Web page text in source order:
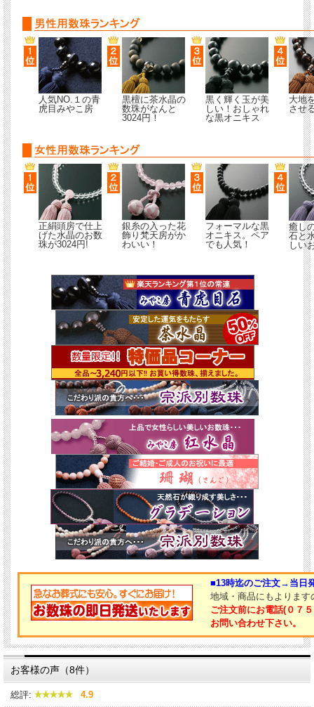
青虎目石は深い藍色に薄く縞模様が入っており、とても神秘的な輝きを持つ石です。
集中力を高め、仕事運や金運を高め、成功へと導いてくれるといわれています。
房は「丈夫でシワにならない」と人気のくみひも梵天房（鉄紺色）を使用していま
女性にも人気の房ですので、奥様や恋人とお揃いで持たれても素敵です。
京仏壇はやしのお数
京都はお仏壇・お
練した技術を持っ
数珠（念珠）の産
当店のお数珠（念
人が、丹精込めて
男性用数珠（念珠
供用数珠（念珠）
様々なお数珠（念
また、お客様のお
つのオリジナル数
ただきますので、
人気NO.１の青
虎目みやこ房
黒檀に茶水晶の
数珠がなんと
3024円！
黒く輝く玉が美
しい！おしゃれ
な黒オニキス
大地
させ
正絹頭房で仕上
げた水晶のお数
珠が3024円!
銀糸の入った花
飾り梵天房がか
わいい！
フォーマルな黒
オニキス。ペア
でも人気！
癒し
石と
しい
■13時迄のご注文→当日
地域・商品にもよりま
ご注文前にお電話(０７
お問い合わせ下さい。
お客様の声（8件）
総評: 4.9